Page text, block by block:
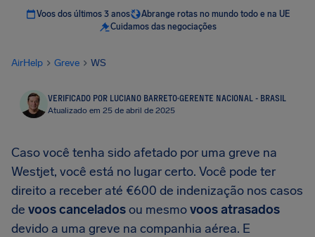
Voos dos últimos 3 anos
Abrange rotas no mundo todo e na UE
Cuidamos das negociações
AirHelp Greve WS
VERIFICADO POR LUCIANO BARRETO·GERENTE NACIONAL - BRASIL
Atualizado em 25 de abril de 2025
Caso você tenha sido afetado por uma greve na
Westjet, você está no lugar certo. Você pode ter
direito a receber até €600 de indenização nos casos
de voos canceladosou mesmovoos atrasados
devido a uma greve na companhia aérea. E